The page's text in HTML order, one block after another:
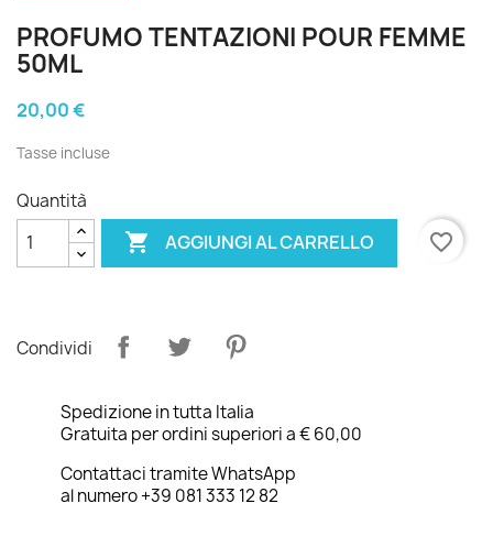
PROFUMO TENTAZIONI POUR FEMME
50ML
20,00 €
Tasse incluse
Quantità
 AGGIUNGI AL CARRELLO favorite_border
Condividi
Spedizione in tutta Italia
Gratuita per ordini superiori a € 60,00
Contattaci tramite WhatsApp
al numero +39 081 333 12 82